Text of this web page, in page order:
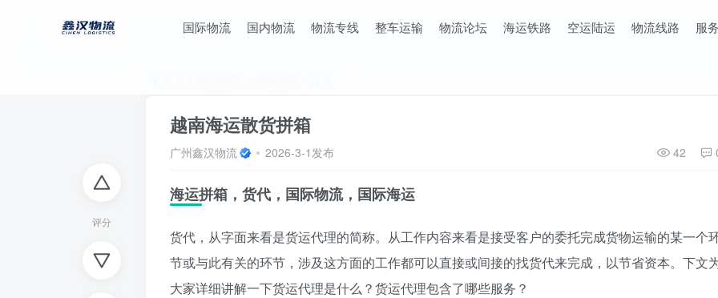
国际物流 国内物流 物流专线 整车运输 物流论坛 海运铁路 空运陆运 物流线路 服
评分
越南海运散货拼箱
广州鑫汉物流 2026-3-1发布 42
海运拼箱，货代，国际物流，国际海运
货代，从字面来看是货运代理的简称。从工作内容来看是接受客户的委托完成货物运输的某一个
节或与此有关的环节，涉及这方面的工作都可以直接或间接的找货代来完成，以节省资本。下文
大家详细讲解一下货运代理是什么？货运代理包含了哪些服务？